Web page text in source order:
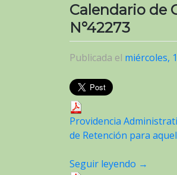
Calendario de
N°42273
Publicada el miércoles,
Providencia
de Retención para
Seguir leyendo →